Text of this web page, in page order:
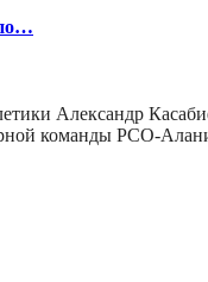
Александр
команды РСО-